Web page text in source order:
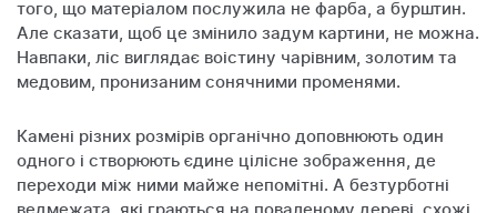
того, що матеріалом послужила не фарба, а бурштин.
Але сказати, щоб це змінило задум картини, не можна.
Навпаки, ліс виглядає воістину чарівним, золотим та
медовим, пронизаним сонячними променями.
Камені різних розмірів органічно доповнюють один
одного і створюють єдине цілісне зображення, де
переходи між ними майже непомітні. А безтурботні